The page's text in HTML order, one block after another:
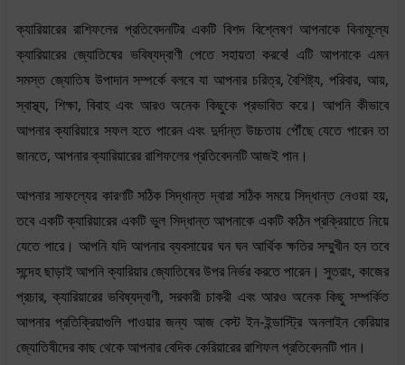
ক্যারিয়ারের রাশিফলের প্রতিবেদনটির একটি বিশদ বিশ্লেষণ আপনাকে বিনামূল্যে
ক্যারিয়ারের জ্যোতিষের ভবিষ্যদ্বাণী পেতে সহায়তা করবে! এটি আপনাকে এমন
সমস্ত জ্যোতিষ উপাদান সম্পর্কে বলবে যা আপনার চরিত্র, বৈশিষ্ট্য, পরিবার, আয়,
স্বাস্থ্য, শিক্ষা, বিবাহ এবং আরও অনেক কিছুকে প্রভাবিত করে। আপনি কীভাবে
আপনার ক্যারিয়ারে সফল হতে পারেন এবং দুর্দান্ত উচ্চতায় পৌঁছে যেতে পারেন তা
জানতে, আপনার ক্যারিয়ারের রাশিফলের প্রতিবেদনটি আজই পান।
আপনার সাফল্যের কারণটি সঠিক সিদ্ধান্ত দ্বারা সঠিক সময়ে সিদ্ধান্ত নেওয়া হয়,
তবে একটি ক্যারিয়ারের একটি ভুল সিদ্ধান্ত আপনাকে একটি কঠিন প্রক্রিয়াতে নিয়ে
যেতে পারে। আপনি যদি আপনার ব্যবসায়ের ঘন ঘন আর্থিক ক্ষতির সম্মুখীন হন তবে
সন্দেহ ছাড়াই আপনি ক্যারিয়ার জ্যোতিষের উপর নির্ভর করতে পারেন। সুতরাং, কাজের
প্রচার, ক্যারিয়ারের ভবিষ্যদ্বাণী, সরকারী চাকরী এবং আরও অনেক কিছু সম্পর্কিত
আপনার প্রতিক্রিয়াগুলি পাওয়ার জন্য আজ বেস্ট ইন-ইন্ডাস্ট্রি অনলাইন কেরিয়ার
জ্যোতিষীদের কাছ থেকে আপনার বেদিক কেরিয়ারের রাশিফল ​​প্রতিবেদনটি পান।